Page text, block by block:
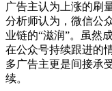
广告主认为上涨的刷
分析师认为，微信公
业链的“滋润”。虽然
在公众号持续跟进的
多广告主更是间接承
续。